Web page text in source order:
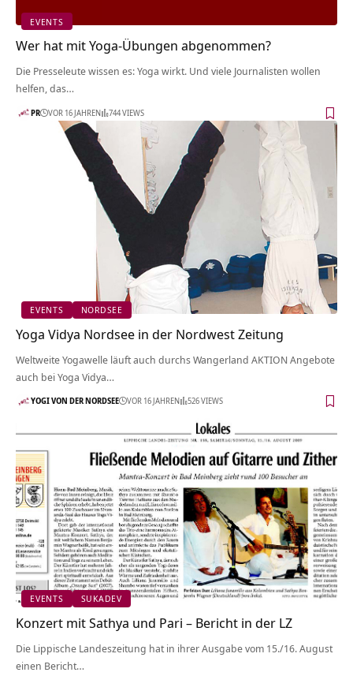
EVENTS
Wer hat mit Yoga-Übungen abgenommen?
Die Presseleute wissen es: Yoga wirkt. Und viele Journalisten wollen
helfen, das…
PR VOR 16 JAHREN 744 VIEWS
EVENTS NORDSEE
Yoga Vidya Nordsee in der Nordwest Zeitung
Weltweite Yogawelle läuft auch durchs Wangerland AKTION Angebote
auch bei Yoga Vidya…
YOGI VON DER NORDSEE VOR 16 JAHREN 526 VIEWS
EVENTS SUKADEV
Konzert mit Sathya und Pari – Bericht in der LZ
Die Lippische Landeszeitung hat in ihrer Ausgabe vom 15./16. August
einen Bericht…